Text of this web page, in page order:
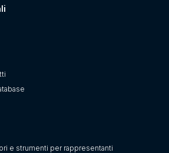
e strumenti per rappresentanti